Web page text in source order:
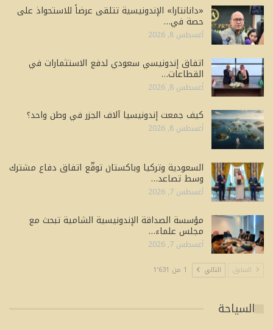
«دانانتارا» الإندونيسية تتلقى عرضاً للاستحواذ على
حصة في…
أغسطس 8, 2026
اتفاق إندونيسي سعودي لدفع الاستثمارات في
القطاعات…
أغسطس 8, 2026
كيف جمعت إندونيسيا آلاف الجزر في وطن واحد؟
أغسطس 8, 2026
السعودية وتركيا وباكستان توقّع اتفاق دفاع مشترك
وسط تصاعد…
أغسطس 7, 2026
مؤسسة الصداقة الإندونيسية الشامية تبحث مع
مجلس علماء…
أغسطس 7, 2026
السابق التالي 1 من 1٬631
السياحة